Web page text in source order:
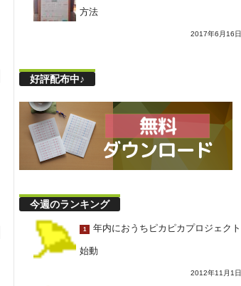
方法
2017年6月16日
好評配布中♪
今週のランキング
1 年内におうちピカピカプロジェクト
始動
2012年11月1日